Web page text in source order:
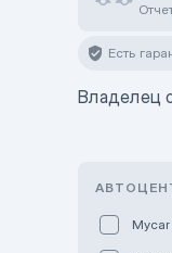
Есть
Владелец